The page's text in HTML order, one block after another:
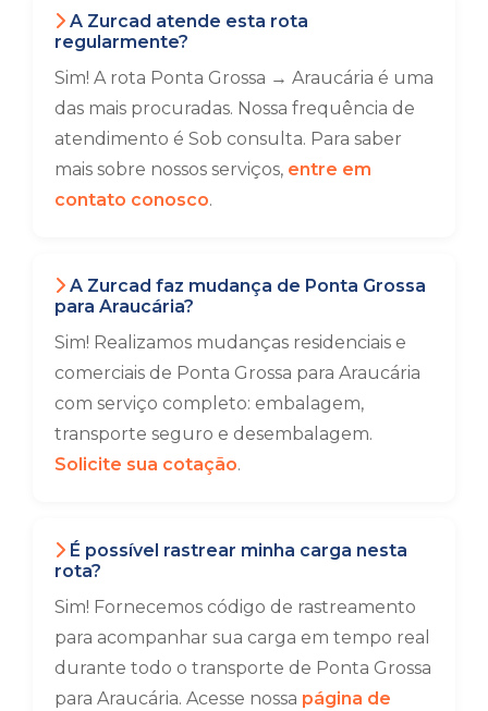
A Zurcad atende esta rota
regularmente?
Sim! A rota Ponta Grossa → Araucária é uma
das mais procuradas. Nossa frequência de
atendimento é Sob consulta. Para saber
mais sobre nossos serviços, entre em
contato conosco.
A Zurcad faz mudança de Ponta Grossa
para Araucária?
Sim! Realizamos mudanças residenciais e
comerciais de Ponta Grossa para Araucária
com serviço completo: embalagem,
transporte seguro e desembalagem.
Solicite sua cotação.
É possível rastrear minha carga nesta
rota?
Sim! Fornecemos código de rastreamento
para acompanhar sua carga em tempo real
durante todo o transporte de Ponta Grossa
para Araucária. Acesse nossa página de